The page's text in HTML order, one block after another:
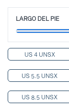
LARGO DEL PIE
US 4 UNSX
US 5.5 UNSX
US 8.5 UNSX